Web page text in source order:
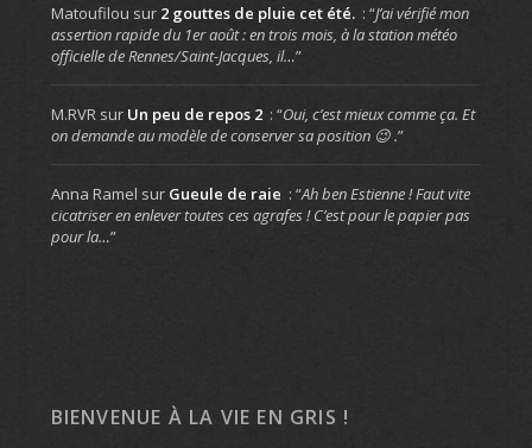
Matoufilou sur 2 gouttes de pluie cet été. : “J’ai vérifié mon
assertion rapide du 1er août : en trois mois, à la station météo
officielle de Rennes/Saint-Jacques, il…”
M.RVRsur Un peu de repos 2 : “Oui, c’est mieux comme ça. Et
on demande au modèle de conserver sa position 😉 .”
Anna Ramel sur Gueule de raie : “Ah ben Estienne ! Faut vite
cicatriser en enlever toutes ces agrafes ! C’est pour le papier pas
pour la…”
BIENVENUE À LA VIE EN GRIS !